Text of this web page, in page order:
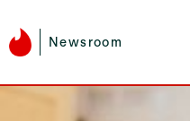
Newsroom